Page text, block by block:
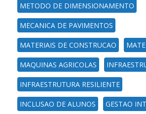
METODO DE DIMENSIONAMENTO
MECANICA DE PAVIMENTOS
MATERIAIS DE CONSTRUCAO
MAQUINAS AGRICOLAS
INFRAESTRUTURA RESILIENTE
INCLUSAO DE ALUNOS GESTAO